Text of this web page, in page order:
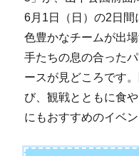
6月1日（日）の2日
色豊かなチームが出
手たちの息の合った
ースが見どころです
び、観戦とともに食
にもおすすめのイベン